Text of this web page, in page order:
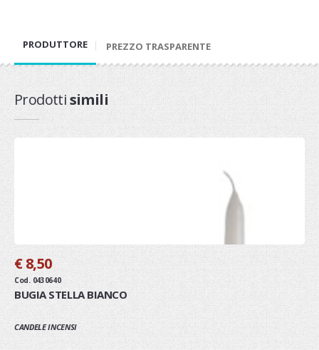
PRODUTTORE PREZZO TRASPARENTE
Prodottisimili
€ 8,50
Cod. 0430640
BUGIA STELLA BIANCO
CANDELE INCENSI